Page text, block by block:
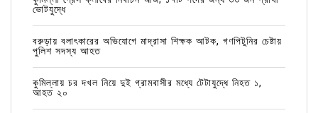
ভোটযুদ্ধে
বরুড়ায় বলাৎকারের অভিযোগে মাদ্রাসা শিক্ষক আটক, গণপিটুনির চেষ্টায়
পুলিশ সদস্য আহত
কুমিল্লায় চর দখল নিয়ে দুই গ্রামবাসীর মধ্যে টেটাযুদ্ধে নিহত ১,
আহত ২০